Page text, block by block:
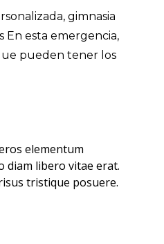
gimnasia
En esta emergencia,
pueden tener los
elementum
diam libero vitae erat.
tristique posuere.